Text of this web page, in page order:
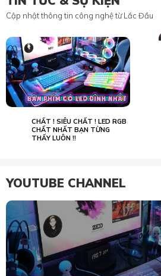
Cập nhật thông tin công nghệ từ Lắc Đầu
CHẤT ! SIÊU CHẤT ! LED RGB
CHẤT NHẤT BẠN TỪNG
THẤY LUÔN !!
YOUTUBE CHANNEL